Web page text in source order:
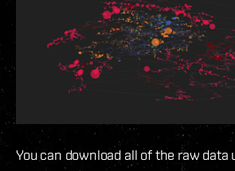
You can download all of the raw data